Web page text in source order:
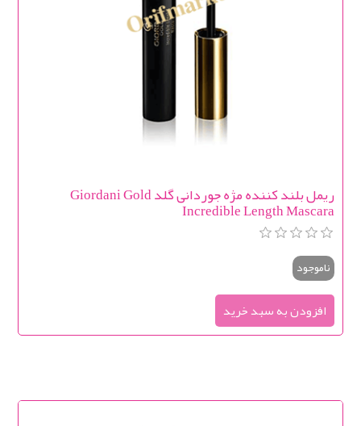
ریمل بلند کننده مژه جوردانی گلد Giordani Gold
Incredible Length Mascara
ناموجود